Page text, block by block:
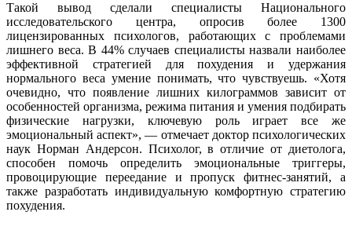
Такой вывод сделали специалисты Национального
исследовательского центра, опросив более 1300
лицензированных психологов, работающих с проблемами
лишнего веса. В 44% случаев специалисты назвали наиболее
эффективной стратегией для похудения и удержания
нормального веса умение понимать, что чувствуешь. «Хотя
очевидно, что появление лишних килограммов зависит от
особенностей организма, режима питания и умения подбирать
физические нагрузки, ключевую роль играет все же
эмоциональный аспект», — отмечает доктор психологических
наук Норман Андерсон. Психолог, в отличие от диетолога,
способен помочь определить эмоциональные триггеры,
провоцирующие переедание и пропуск фитнес-занятий, а
также разработать индивидуальную комфортную стратегию
похудения.